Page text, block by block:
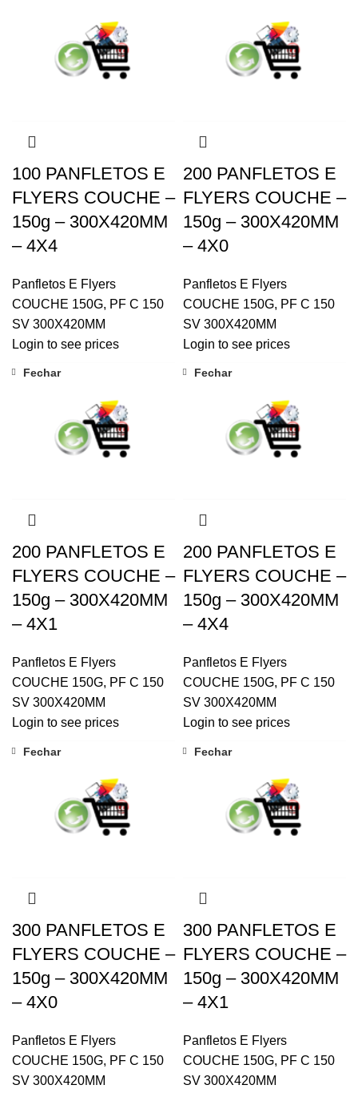
100 PANFLETOS E
FLYERS COUCHE –
150g – 300X420MM
– 4X4
Panfletos E Flyers
COUCHE 150G, PF C 150
SV 300X420MM
Login to see prices
200 PANFLETOS E
FLYERS COUCHE –
150g – 300X420MM
– 4X0
Panfletos E Flyers
COUCHE 150G, PF C 150
SV 300X420MM
Login to see prices
Fechar
200 PANFLETOS E
FLYERS COUCHE –
150g – 300X420MM
– 4X1
Panfletos E Flyers
COUCHE 150G, PF C 150
SV 300X420MM
Login to see prices
Fechar
200 PANFLETOS E
FLYERS COUCHE –
150g – 300X420MM
– 4X4
Panfletos E Flyers
COUCHE 150G, PF C 150
SV 300X420MM
Login to see prices
Fechar
300 PANFLETOS E
FLYERS COUCHE –
150g – 300X420MM
– 4X0
Panfletos E Flyers
COUCHE 150G, PF C 150
SV 300X420MM
Fechar
300 PANFLETOS E
FLYERS COUCHE –
150g – 300X420MM
– 4X1
Panfletos E Flyers
COUCHE 150G, PF C 150
SV 300X420MM